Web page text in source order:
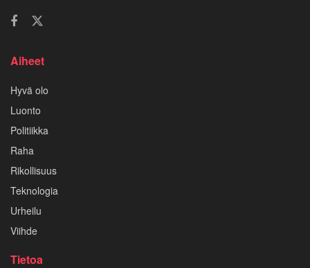
Aiheet
Hyvä olo
Luonto
Politiikka
Raha
Rikollisuus
Teknologia
Urheilu
Viihde
Tietoa